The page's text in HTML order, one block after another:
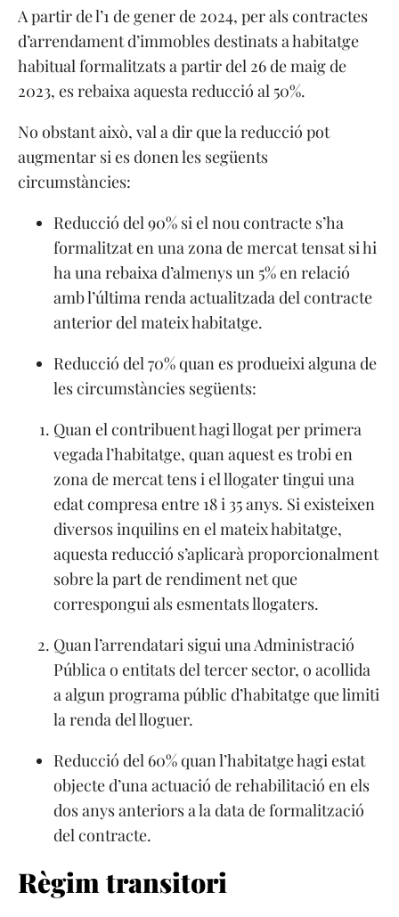
A partir de l’1 de gener de 2024, per als contractes
d’arrendament d’immobles destinats a habitatge
habitual formalitzats a partir del 26 de maig de
2023, es rebaixa aquesta reducció al 50%.
No obstant això, val a dir que la reducció pot
augmentar si es donen les següents
circumstàncies:
Reducció del 90% si el nou contracte s’ha
formalitzat en una zona de mercat tensat si hi
ha una rebaixa d’almenys un 5% en relació
amb l’última renda actualitzada del contracte
anterior del mateix habitatge.
Reducció del 70% quan es produeixi alguna de
les circumstàncies següents:
Quan el contribuent hagi llogat per primera
vegada l’habitatge, quan aquest es trobi en
zona de mercat tens i el llogater tingui una
edat compresa entre 18 i 35 anys. Si existeixen
diversos inquilins en el mateix habitatge,
aquesta reducció s’aplicarà proporcionalment
sobre la part de rendiment net que
correspongui als esmentats llogaters.
Quan l’arrendatari sigui una Administració
Pública o entitats del tercer sector, o acollida
a algun programa públic d’habitatge que limiti
la renda del lloguer.
Reducció del 60% quan l’habitatge hagi estat
objecte d’una actuació de rehabilitació en els
dos anys anteriors a la data de formalització
del contracte.
Règim transitori